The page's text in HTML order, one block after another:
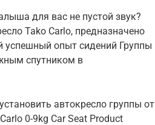
для вас не пустой звук?
Tako Carlo, предназначено
успешный опыт сидений Группы
спутником в
автокресло группы от
0-9kg Car Seat Product